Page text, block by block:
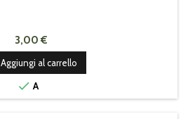
3,00 €
Aggiungi al carrello
 A